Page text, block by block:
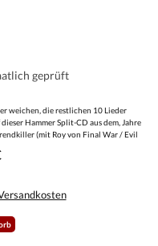
geprüft
weichen, die restlichen 10 Lieder
Hammer Split-CD aus dem, Jahre
(mit Roy von Final War / Evil
Preis: